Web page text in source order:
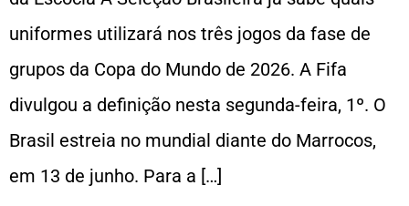
uniformes utilizará nos três jogos da fase de
grupos da Copa do Mundo de 2026. A Fifa
divulgou a definição nesta segunda-feira, 1º. O
Brasil estreia no mundial diante do Marrocos,
em 13 de junho. Para a […]